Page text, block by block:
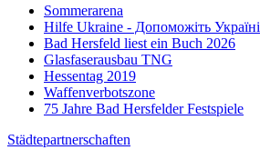
Sommerarena
Hilfe Ukraine - Допоможіть Україні
Bad Hersfeld liest ein Buch 2026
Glasfaserausbau TNG
Hessentag 2019
Waffenverbotszone
75 Jahre Bad Hersfelder Festspiele
Städtepartnerschaften